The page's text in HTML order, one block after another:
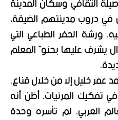
دروب مدينتهم الضيقة،
ورشة الحفر الطباعي التي
يشرف عليها بحنوّ المعلم
عمر خليل إلا من خلال قناع.
المرئيات. أظن أنه
العربي. لم تأسره وحدة